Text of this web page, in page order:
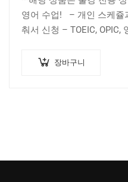
영어 수업! – 개인 스케쥴
춰서 신청 – TOEIC, OPIC,
장바구니